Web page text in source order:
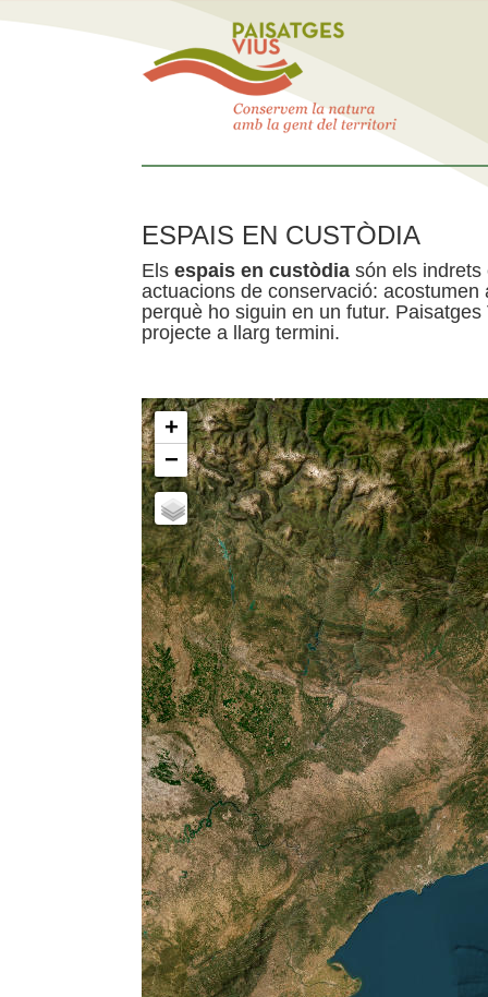
ESPAIS EN CUSTÒDIA
Els espais en custòdia són els indrets
actuacions de conservació:
perquè ho siguin en un futur.
projecte a llarg termini.
+
−